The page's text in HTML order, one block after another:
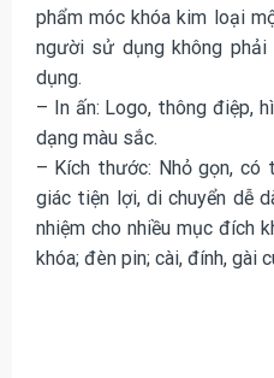
phẩm móc khóa kim loại
người sử dụng không
dụng.
– In ấn: Logo, thông điệp,
dạng màu sắc.
– Kích thước: Nhỏ gọn, có
giác tiện lợi, di chuyển dễ
nhiệm cho nhiều mục đích
khóa; đèn pin; cài, đính, gài